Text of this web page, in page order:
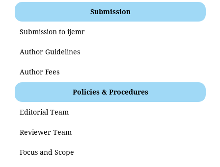
Submission
Submission to ijemr
Author Guidelines
Author Fees
Policies & Procedures
Editorial Team
Reviewer Team
Focus and Scope